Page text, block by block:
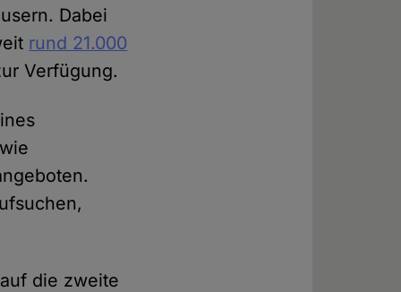
Dabei
rund 21.000
Verfügung.
die zweite